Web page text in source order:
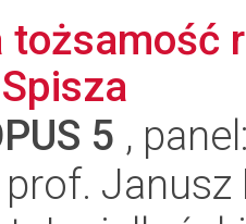
tożsamość
5 ,
Janusz